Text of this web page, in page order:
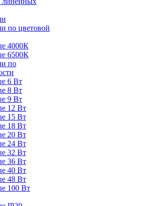
по цветовой
4000К
6500К
по
6 Вт
8 Вт
9 Вт
12 Вт
15 Вт
18 Вт
20 Вт
24 Вт
32 Вт
36 Вт
40 Вт
48 Вт
100 Вт